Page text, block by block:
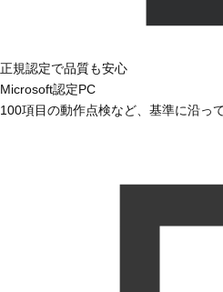
正規認定で品質も安心
Microsoft認定PC
100項目の動作点検など、基準に沿っ